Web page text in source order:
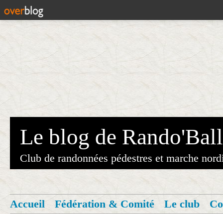
Le blog de Rando'Ball
Club de randonnées pédestres et marche
Accueil Fédération & Comité Le club